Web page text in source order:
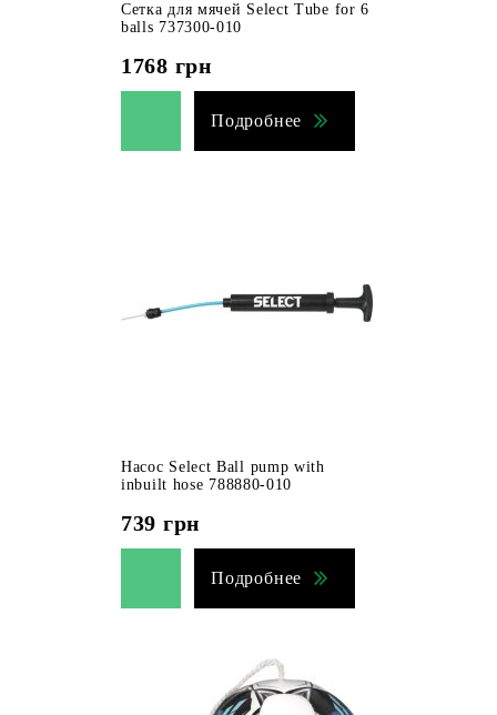
Сетка для мячей Select Tube for 6
balls 737300-010
1768 грн
Подробнее
Насос Select Ball pump with
inbuilt hose 788880-010
739 грн
Подробнее